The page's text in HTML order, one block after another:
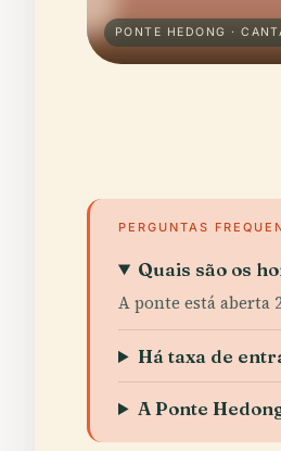
PONTE HEDONG ·
PERGUNTAS
Quais são os
A ponte está aberta
Há taxa de
A Ponte